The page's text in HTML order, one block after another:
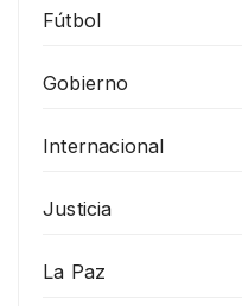
Fútbol
Gobierno
Internacional
Justicia
La Paz